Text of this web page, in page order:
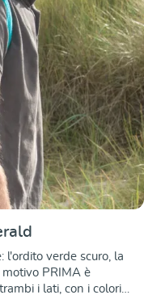
l'ordito verde scuro, la
PRIMA è
i lati, con i colori